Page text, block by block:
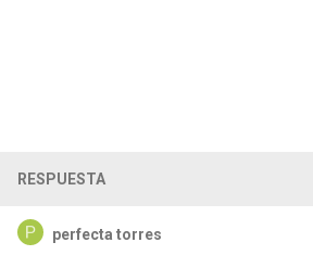
RESPUESTA
perfecta torres